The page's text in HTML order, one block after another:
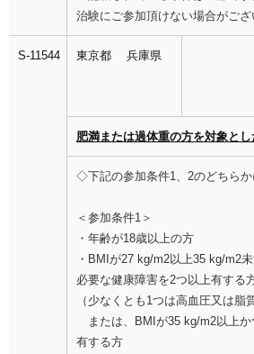
治験にご参加頂けない場合がござ
S-11544 東京都 兵庫県
肥満または過体重の方を対象と
◇下記の参加条件1、2のどちら
＜参加条件1＞
・年齢が18歳以上の方
・BMIが27 kg/m2以上35 kg/m2
必要な健康障害を2つ以上有する
（少なくとも1つは高血圧又は脂
または、BMIが35 kg/m2以上か
有する方